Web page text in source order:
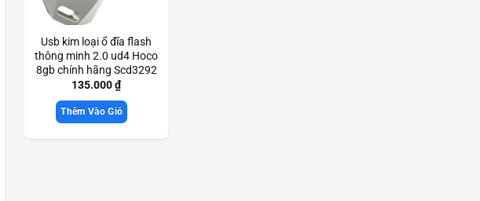
Usb kim loại ổ đĩa flash
thông minh 2.0 ud4 Hoco
8gb chính hãng Scd3292
135.000₫
Thêm Vào Giỏ